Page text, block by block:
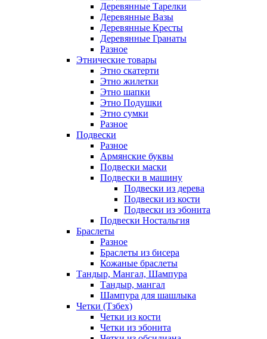
Деревянные Тарелки
Деревянные Вазы
Деревянные Кресты
Деревянные Гранаты
Разное
Этнические товары
Этно скатерти
Этно жилетки
Этно шапки
Этно Подушки
Этно сумки
Разное
Подвески
Разное
Армянские буквы
Подвески маски
Подвески в машину
Подвески из дерева
Подвески из кости
Подвески из эбонита
Подвески Ностальгия
Браслеты
Разное
Браслеты из бисера
Кожаные браслеты
Тандыр, Мангал, Шампура
Тандыр, мангал
Шампура для шашлыка
Четки (Тзбех)
Четки из кости
Четки из эбонита